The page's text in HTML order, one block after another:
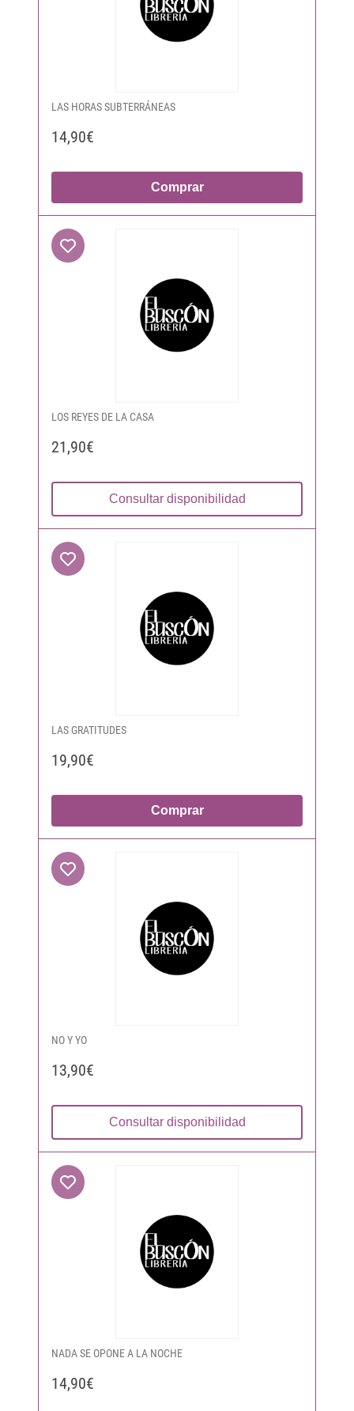
LAS HORAS SUBTERRÁNEAS
14,90€
Comprar
LOS REYES DE LA CASA
21,90€
Consultar disponibilidad
LAS GRATITUDES
19,90€
Comprar
NO Y YO
13,90€
Consultar disponibilidad
NADA SE OPONE A LA NOCHE
14,90€